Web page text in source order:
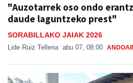
"Auzotarrek oso ondo
daude laguntzeko prest"
SORABILLAKO JAIAK 2026
Lide Ruiz Telleria abu 07, 08:00